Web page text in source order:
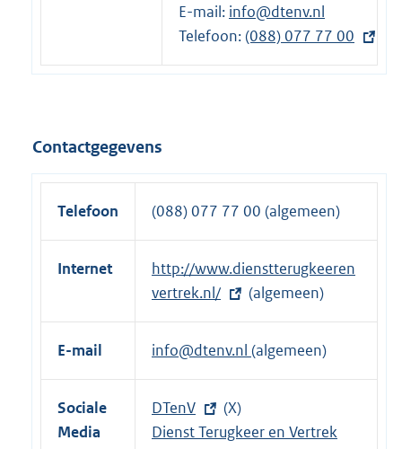
n
e
l
E-mail: info@dtenv.nl
Telefoon:E
x
e
l
k
(088) 077 77 00
Contactgegevens
Telefoon (088) 077 77 00 (algemeen)
Internet
E
x
t
e
e
l
http://www.dienstterugkeeren
vertrek.nl/
(algemeen)
E-mail info@dtenv.nl (algemeen)
Sociale
Media
E
x
DTenV
(X)
E
Dienst Terugkeer en Vertrek